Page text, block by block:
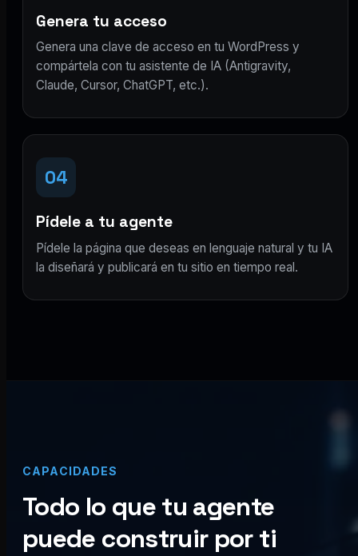
Genera tu acceso
Genera una clave de acceso en tu WordPress y
compártela con tu asistente de IA (Antigravity,
Claude, Cursor, ChatGPT, etc.).
04
Pídele a tu agente
Pídele la página que deseas en lenguaje natural y tu IA
la diseñará y publicará en tu sitio en tiempo real.
CAPACIDADES
Todo lo que tu agente
puede construir por ti